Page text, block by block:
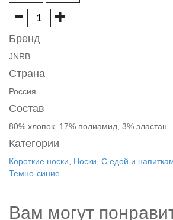
Бренд
JNRB
Страна
Россия
Состав
80% хлопок, 17% полиамид, 3% эластан
Категории
Короткие носки Носки С едой и
Темно-синие
Вам могут